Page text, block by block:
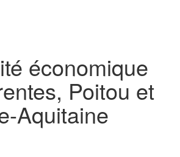
économique
Poitou et
Aquitaine